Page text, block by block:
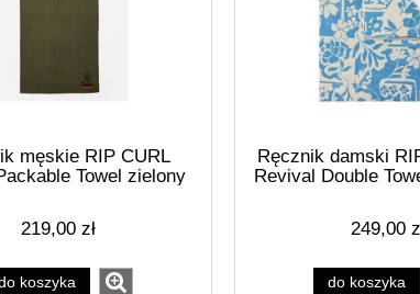
męskie RIP CURL
Towel zielony
219,00 zł
koszyka
Ręcznik damski
Revival Double
249,00
do koszyka